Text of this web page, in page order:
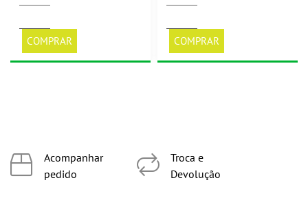
COMPRAR COMPRAR
Acompanhar
pedido
Troca e
Devolução